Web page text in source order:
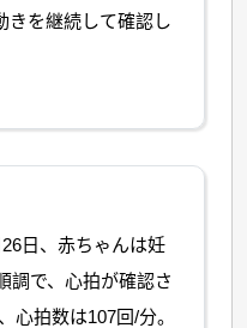
きを継続して確認し
日、赤ちゃんは妊
調で、心拍が確認さ
心拍数は107回/分。